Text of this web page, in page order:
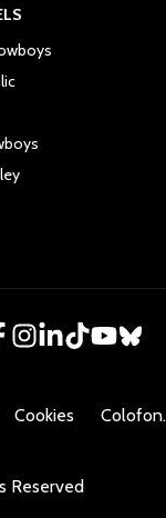
Cookies Colofon.
Reserved